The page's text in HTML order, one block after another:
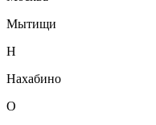
Мытищи
Н
Нахабино
О